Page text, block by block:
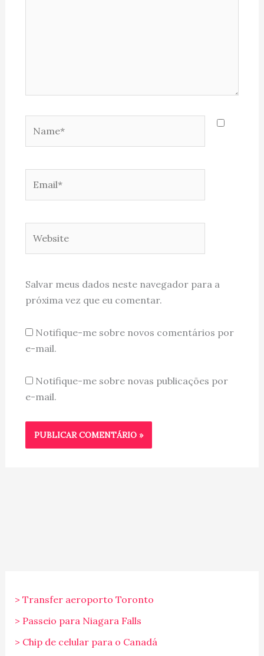
Salvar meus dados neste navegador para a
próxima vez que eu comentar.
Notifique-me sobre novos comentários por
e-mail.
Notifique-me sobre novas publicações por
e-mail.
> Transfer aeroporto Toronto
> Passeio para Niagara Falls
> Chip de celular para o Canadá